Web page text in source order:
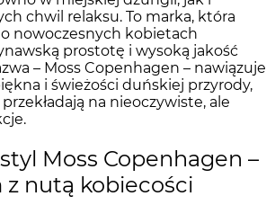
chwil relaksu. To marka, która
o nowoczesnych kobietach
prostotę i wysoką jakość
– Moss Copenhagen – nawiązuje
i świeżości duńskiej przyrody,
na nieoczywiste, ale
Moss Copenhagen –
nutą kobiecości